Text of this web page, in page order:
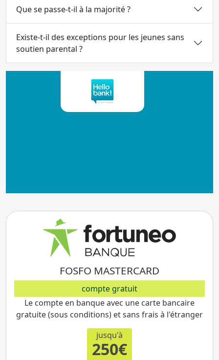
Que se passe-t-il à la majorité ?
Existe-t-il des exceptions pour les jeunes sans
soutien parental ?
FOSFO MASTERCARD
compte gratuit
Le compte en banque avec une carte bancaire
gratuite (sous conditions) et sans frais à l'étranger
jusqu'à
250€